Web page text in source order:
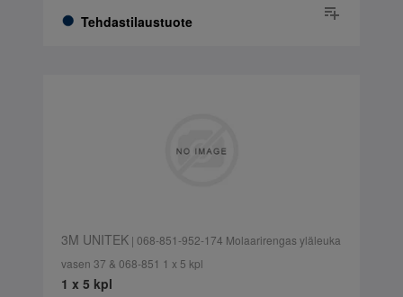
Tehdastilaustuote
3M UNITEK| 068-851-952-174 Molaarirengas yläleuka
vasen 37 & 068-851 1 x 5 kpl
1 x 5 kpl